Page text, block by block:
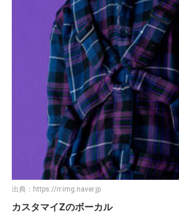
出典： https://rr.img.naver.jp
カスタマイZのボーカル